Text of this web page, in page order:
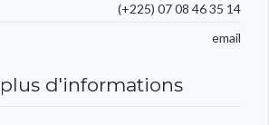
(+225) 07 08 46 35 14
email
d'informations